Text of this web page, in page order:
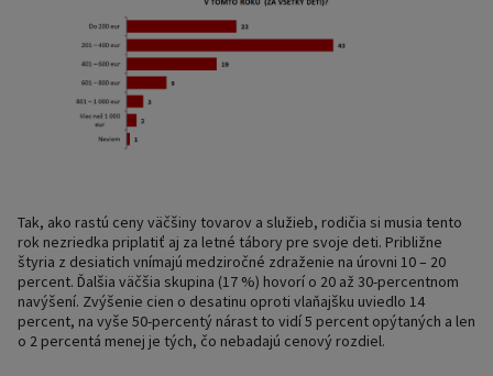
Tak, ako rastú ceny väčšiny tovarov a služieb, rodičia si musia tento
rok nezriedka priplatiť aj za letné tábory pre svoje deti. Približne
štyria z desiatich vnímajú medziročné zdraženie na úrovni 10 – 20
percent. Ďalšia väčšia skupina (17 %) hovorí o 20 až 30-percentnom
navýšení. Zvýšenie cien o desatinu oproti vlaňajšku uviedlo 14
percent, na vyše 50-percentý nárast to vidí 5 percent opýtaných a len
o 2 percentá menej je tých, čo nebadajú cenový rozdiel.